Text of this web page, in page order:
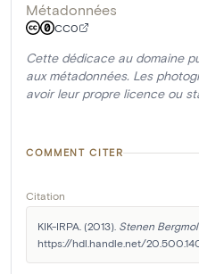
Métadonnées
CC0
Cette dédicace au domaine
aux métadonnées. Les
avoir leur propre licence ou
COMMENT CITER
Citation
KIK-IRPA. (2013). Stenen
https://hdl.handle.net/